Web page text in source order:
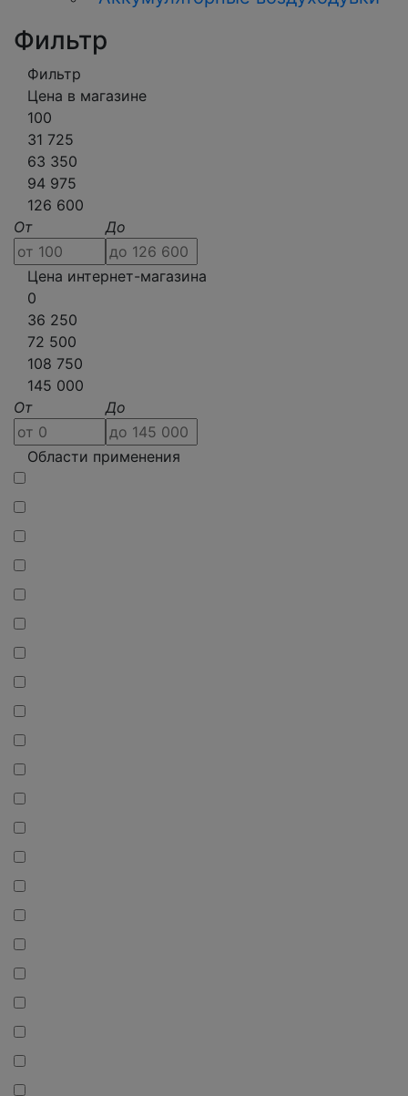
Фильтр
Фильтр
Цена в магазине
100
31 725
63 350
94 975
126 600
От
До
Цена интернет-магазина
0
36 250
72 500
108 750
145 000
От
До
Области применения